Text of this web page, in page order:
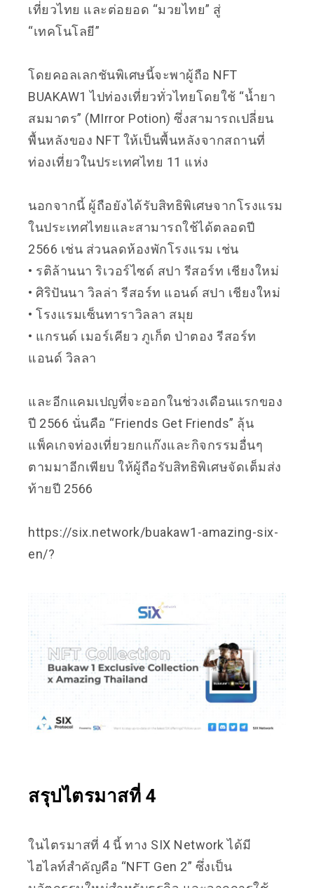
เที่ยวไทย และต่อยอด “มวยไทย” สู่
“เทคโนโลยี”
โดยคอลเลกชันพิเศษนี้จะพาผู้ถือ NFT
BUAKAW1 ไปท่องเที่ยวทั่วไทยโดยใช้ “น้ำยา
สมมาตร” (MIrror Potion) ซึ่งสามารถเปลี่ยน
พื้นหลังของ NFT ให้เป็นพื้นหลังจากสถานที่
ท่องเที่ยวในประเทศไทย 11 แห่ง
นอกจากนี้ ผู้ถือยังได้รับสิทธิพิเศษจากโรงแรม
ในประเทศไทยและสามารถใช้ได้ตลอดปี
2566 เช่น ส่วนลดห้องพักโรงแรม เช่น
• รติล้านนา ริเวอร์ไซด์ สปา รีสอร์ท เชียงใหม่
• ศิริปันนา วิลล่า รีสอร์ท แอนด์ สปา เชียงใหม่
• โรงแรมเซ็นทาราวิลลา สมุย
• แกรนด์ เมอร์เคียว ภูเก็ต ป่าตอง รีสอร์ท
แอนด์ วิลลา
และอีกแคมเปญที่จะออกในช่วงเดือนแรกของ
ปี 2566 นั่นคือ “Friends Get Friends” ลุ้น
แพ็คเกจท่องเที่ยวยกแก๊งและกิจกรรมอื่นๆ
ตามมาอีกเพียบ ให้ผู้ถือรับสิทธิพิเศษจัดเต็มส่ง
ท้ายปี 2566
https://six.network/buakaw1-amazing-six-
en/?
สรุปไตรมาสที่ 4
ในไตรมาสที่ 4 นี้ ทาง SIX Network ได้มี
ไฮไลท์สำคัญคือ “NFT Gen 2” ซึ่งเป็น